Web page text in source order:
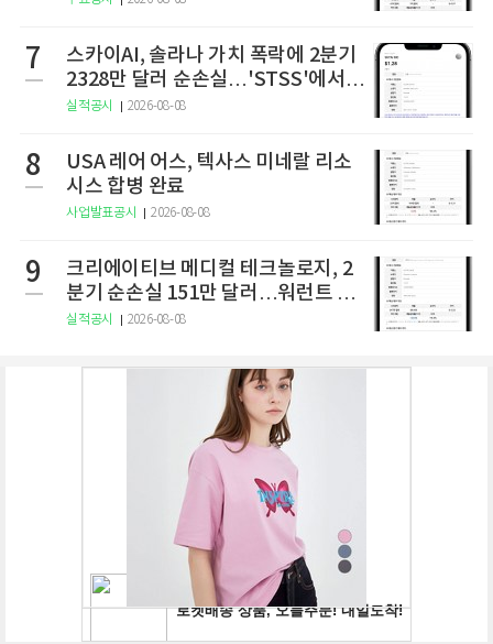
7
스카이AI, 솔라나 가치 폭락에 2분기
2328만 달러 순손실…'STSS'에서
사명·티커 변경 완료
실적공시 2026-08-08
8
USA 레어 어스, 텍사스 미네랄 리소
시스 합병 완료
사업발표공시 2026-08-08
9
크리에이티브 메디컬 테크놀로지, 2
분기 순손실 151만 달러…워런트 행
사로 446만 달러 조달
실적공시 2026-08-08